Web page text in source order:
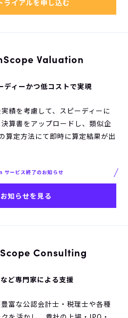
ライアルを申し込む
Valuation
ディーかつ低コストで実現
績を考慮して、スピーディーに
算書をアップロードし、類似企
算定方法にて即時に算定結果が出
ービス終了のお知らせ
お知らせを見る
Consulting
ど専門家による支援
富な公認会計士・税理士や各種